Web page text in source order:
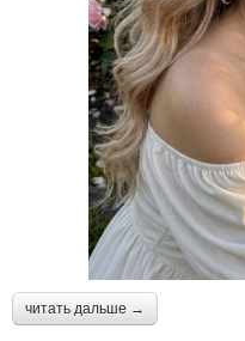
читать дальше →